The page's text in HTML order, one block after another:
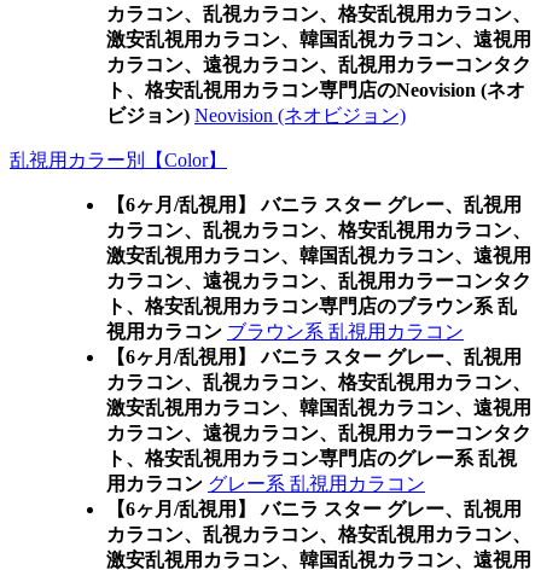
カラコン、乱視カラコン、格安乱視用カラコン、
激安乱視用カラコン、韓国乱視カラコン、遠視用
カラコン、遠視カラコン、乱視用カラーコンタク
ト、格安乱視用カラコン専門店のNeovision (ネオ
ビジョン) Neovision (ネオビジョン)
乱視用カラー別【Color】
【6ヶ月/乱視用】 バニラ スター グレー、乱視用
カラコン、乱視カラコン、格安乱視用カラコン、
激安乱視用カラコン、韓国乱視カラコン、遠視用
カラコン、遠視カラコン、乱視用カラーコンタク
ト、格安乱視用カラコン専門店のブラウン系 乱
視用カラコン ブラウン系 乱視用カラコン
【6ヶ月/乱視用】 バニラ スター グレー、乱視用
カラコン、乱視カラコン、格安乱視用カラコン、
激安乱視用カラコン、韓国乱視カラコン、遠視用
カラコン、遠視カラコン、乱視用カラーコンタク
ト、格安乱視用カラコン専門店のグレー系 乱視
用カラコン グレー系 乱視用カラコン
【6ヶ月/乱視用】 バニラ スター グレー、乱視用
カラコン、乱視カラコン、格安乱視用カラコン、
激安乱視用カラコン、韓国乱視カラコン、遠視用